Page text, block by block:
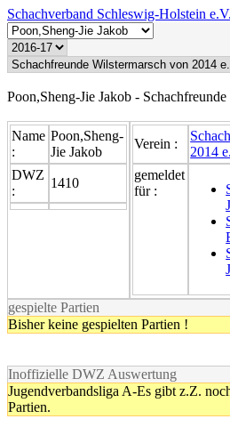
Schachverband Schleswig-Holstein e.V.
Poon,Sheng-Jie Jakob -
Name
:
Poon,Sheng-
Jie Jakob
DWZ
:
1410
Verein :
2014 e.
gemeldet
für :
gespielte Partien
Bisher keine gespielten Partien !
Inoffizielle DWZ Auswertung
Jugendverbandsliga A-Es gibt z.Z.
Partien.